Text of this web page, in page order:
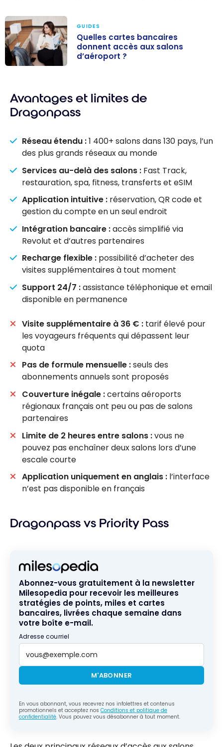
donnent accès
aux salons
d’aéroport ?
GUIDES
Quelles cartes bancaires
donnent accès aux salons
d’aéroport ?
Avantages et limites de
Dragonpass
Réseau étendu :1 400+ salons dans 130 pays, l’un
des plus grands réseaux au monde
Services au-delà des salons : Fast Track,
restauration, spa, fitness, transferts et eSIM
Application intuitive : réservation, QR code et
gestion du compte en un seul endroit
Intégration bancaire :accès simplifié via
Revolut et d’autres partenaires
Recharge flexible : possibilité d’acheter des
visites supplémentaires à tout moment
Support 24/7 :assistance téléphonique et email
disponible en permanence
Visite supplémentaire à 36 € : tarif élevé pour
les voyageurs fréquents qui dépassent leur
quota
Pas de formule mensuelle :seuls des
abonnements annuels sont proposés
Couverture inégale :certains aéroports
régionaux français ont peu ou pas de salons
partenaires
Limite de 2 heures entre salons :vous ne
pouvez pas enchaîner deux salons lors d’une
escale courte
Application uniquement en anglais : l’interface
n’est pas disponible en français
Dragonpass vs Priority Pass
Abonnez-vous gratuitement à la newsletter
Milesopedia pour recevoir les meilleures
stratégies de points, miles et cartes
bancaires, livrées chaque semaine dans
votre boîte e-mail.
Adresse courriel
M'ABONNER
En vous abonnant, vous recevrez nos infolettres et contenus
promotionnels et acceptez nos Conditions et politique de
confidentialité. Vous pouvez vous désabonner à tout moment.